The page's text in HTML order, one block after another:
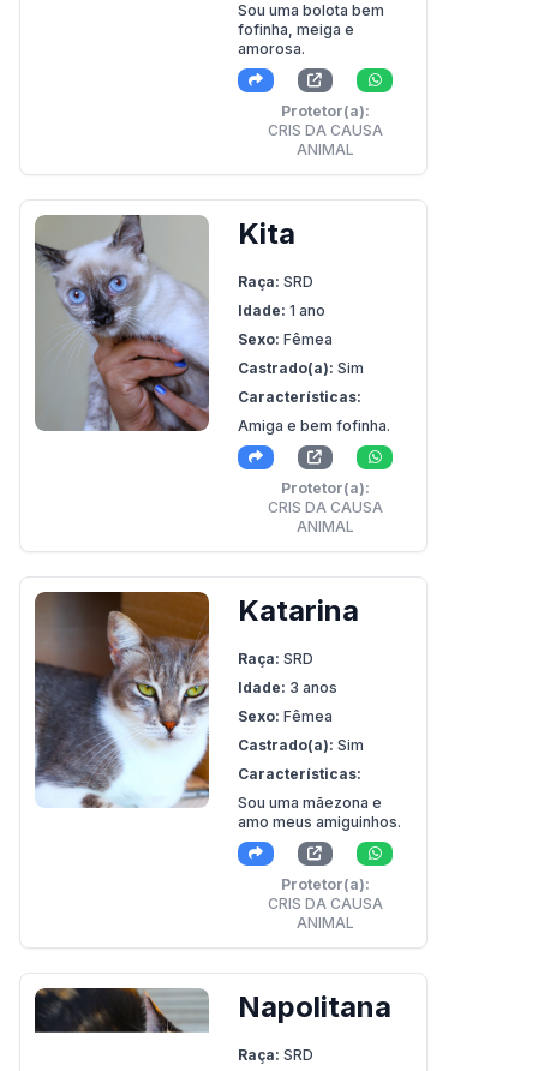
Sou uma bolota bem
fofinha, meiga e
amorosa.
Protetor(a):
CRIS DA CAUSA
ANIMAL
Kita
Raça: SRD
Idade: 1 ano
Sexo: Fêmea
Castrado(a): Sim
Características:
Amiga e bem fofinha.
Protetor(a):
CRIS DA CAUSA
ANIMAL
Katarina
Raça: SRD
Idade: 3 anos
Sexo: Fêmea
Castrado(a): Sim
Características:
Sou uma mãezona e
amo meus amiguinhos.
Protetor(a):
CRIS DA CAUSA
ANIMAL
Napolitana
Raça: SRD